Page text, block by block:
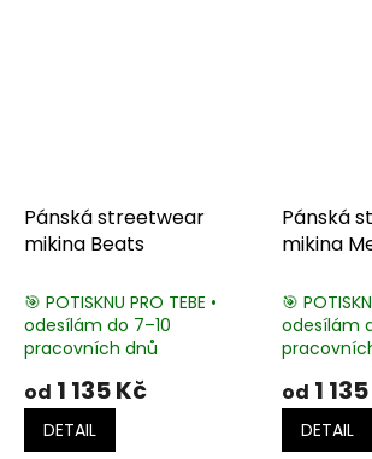
Pánská streetwear
mikina Beats
🎯 POTISKNU PRO TEBE •
odesílám do 7–10
pracovních dnů
od 1 135 Kč
DETAIL
Pánská
mikina
🎯
odesílám
od 1
DETAIL